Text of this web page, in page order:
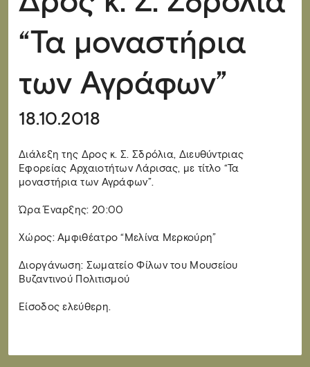
“Τα μοναστήρια
των Αγράφων”
18.10.2018
Διάλεξη της Δρος κ. Σ. Σδρόλια, Διευθύντριας
Εφορείας Αρχαιοτήτων Λάρισας, με τίτλο “Τα
μοναστήρια των Αγράφων”.
Ώρα Έναρξης: 20:00
Χώρος: Αμφιθέατρο “Μελίνα Μερκούρη”
Διοργάνωση: Σωματείο Φίλων του Μουσείου
Βυζαντινού Πολιτισμού
Είσοδος ελεύθερη.